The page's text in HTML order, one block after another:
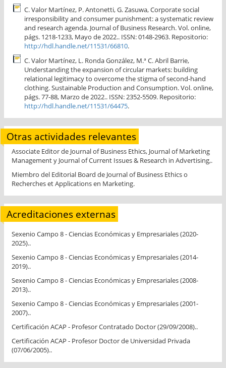
C. Valor Martínez, P. Antonetti, G. Zasuwa, Corporate social
irresponsibility and consumer punishment: a systematic review
and research agenda. Journal of Business Research. Vol. online,
págs. 1218-1233, Mayo de 2022.. ISSN: 0148-2963. Repositorio:
http://hdl.handle.net/11531/66810.
C. Valor Martínez, L. Ronda González, M.ª C. Abril Barrie,
Understanding the expansion of circular markets: building
relational legitimacy to overcome the stigma of second-hand
clothing. Sustainable Production and Consumption. Vol. online,
págs. 77-88, Marzo de 2022.. ISSN: 2352-5509. Repositorio:
http://hdl.handle.net/11531/64475.
Otras actividades relevantes
Associate Editor de Journal of Business Ethics, Journal of Marketing
Management y Journal of Current Issues & Research in Advertising,.
Miembro del Editorial Board de Journal of Business Ethics o
Recherches et Applications en Marketing.
Acreditaciones externas
Sexenio Campo 8 - Ciencias Económicas y Empresariales (2020-
2025)..
Sexenio Campo 8 - Ciencias Económicas y Empresariales (2014-
2019)..
Sexenio Campo 8 - Ciencias Económicas y Empresariales (2008-
2013)..
Sexenio Campo 8 - Ciencias Económicas y Empresariales (2001-
2007)..
Certificación ACAP - Profesor Contratado Doctor (29/09/2008)..
Certificación ACAP - Profesor Doctor de Universidad Privada
(07/06/2005)..